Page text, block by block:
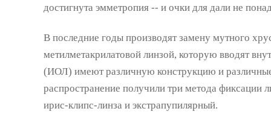
достигнута эмметропия -- и очки для дали не
В последние годы производят замену мутного
метилметакрилатовой линзой, которую вводят
(ИОЛ) имеют различную конструкцию и
распространение получили три метода фиксации
ирис-клипс-линза и экстрапупилярный.